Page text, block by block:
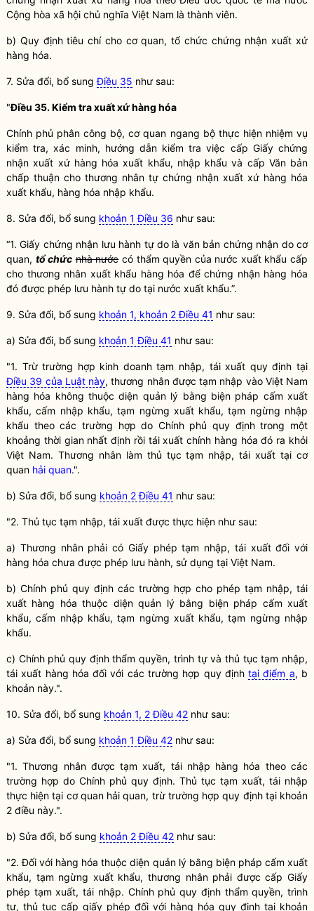
Cộng hòa xã hội chủ nghĩa Việt Nam là thành viên.
b) Quy định tiêu chí cho cơ quan, tổ chức chứng nhận xuất xứ
hàng hóa.
7. Sửa đổi, bổ sungĐiều 35 như sau:
"Điều 35. Kiểm tra xuất xứ hàng hóa
Chính phủ phân công bộ, cơ quan ngang bộ thực hiện nhiệm vụ
kiểm tra, xác minh, hướng dẫn kiểm tra việc cấp Giấy chứng
nhận xuất xứ hàng hóa xuất khẩu, nhập khẩu và cấp Văn bản
chấp thuận cho thương nhân tự chứng nhận xuất xứ hàng hóa
xuất khẩu, hàng hóa nhập khẩu.
8. Sửa đổi, bổ sung khoản 1 Điều 36 như sau:
“1. Giấy chứng nhận lưu hành tự do là văn bản chứng nhận do cơ
quan, tổ chức nhà nướccó thẩmquyền của nước xuất khẩu cấp
cho thương nhân xuất khẩu hàng hóa để chứng nhận hàng hóa
đó được phép lưu hành tự do tại nước xuất khẩu.”.
9. Sửa đổi, bổ sung khoản 1, khoản 2 Điều 41 như sau:
a) Sửa đổi, bổ sung khoản 1 Điều 41 như sau:
"1. Trừ trường hợp kinh doanh tạm nhập, tái xuất quy định tại
Điều 39 của Luật này, thương nhân được tạm nhập vào Việt Nam
hàng hóa không thuộc diện quản lý bằng biện pháp cấm xuất
khẩu, cấm nhập khẩu, tạm ngừng xuất khẩu, tạm ngừng nhập
khẩu theo các trường hợp do Chính phủ quy định trong một
khoảng thời gian nhất định rồi tái xuất chính hàng hóa đó ra khỏi
Việt Nam. Thương nhân làm thủ tục tạm nhập, tái xuất tại cơ
quan hải quan.".
b) Sửa đổi, bổ sung khoản 2 Điều 41 như sau:
"2. Thủ tục tạm nhập, tái xuất được thực hiện như sau:
a) Thương nhân phải có Giấy phép tạm nhập, tái xuất đối với
hàng hóa chưa được phép lưu hành, sử dụng tại Việt Nam.
b) Chính phủ quy định các trường hợp cho phép tạm nhập, tái
xuất hàng hóa thuộc diện quản lý bằng biện pháp cấm xuất
khẩu, cấm nhập khẩu, tạm ngừng xuất khẩu, tạm ngừng nhập
khẩu.
c) Chính phủ quy định thẩmquyền, trình tự và thủ tục tạm nhập,
tái xuất hàng hóa đối với các trường hợp quy địnhtại điểm a, b
khoản này.".
10. Sửa đổi, bổ sung khoản 1, 2 Điều 42 như sau:
a) Sửa đổi, bổ sung khoản 1 Điều 42 như sau:
"1. Thương nhân được tạm xuất, tái nhập hàng hóa theo các
trường hợp do Chính phủ quy định. Thủ tục tạm xuất, tái nhập
thực hiện tại cơ quan hải quan, trừ trường hợp quy định tại khoản
2 điều này.".
b) Sửa đổi, bổ sung khoản 2 Điều 42 như sau:
"2. Đối với hàng hóa thuộc diện quản lý bằng biện pháp cấm xuất
khẩu, tạm ngừng xuất khẩu, thương nhân phải được cấp Giấy
phép tạm xuất, tái nhập. Chính phủ quy định thẩmquyền, trình
tự, thủ tục cấp giấy phép đối với hàng hóa quy định tại khoản